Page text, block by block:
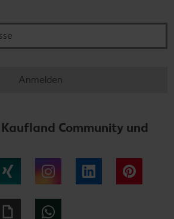
Anmelden
Community und
Xing Instagram LinkedIn
Giphy